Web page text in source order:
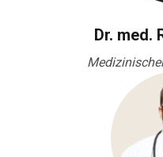
Dr. med.